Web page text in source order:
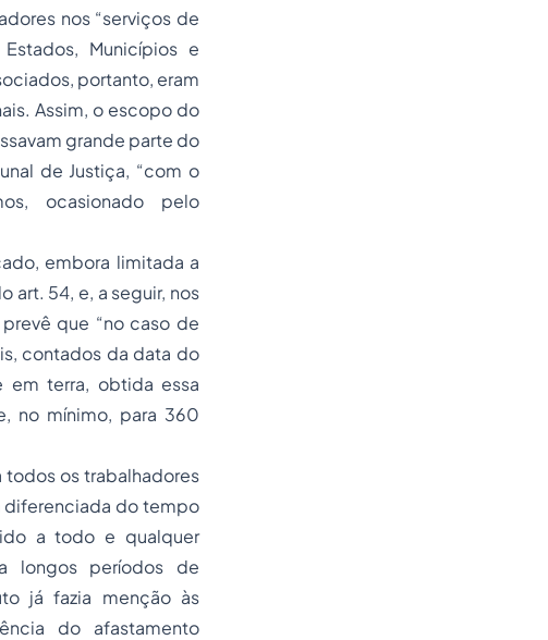
nos “serviços de
Municípios e
portanto, eram
Assim, o escopo do
grande parte do
de Justiça, “com o
ocasionado pelo
embora limitada a
art. 54, e, a seguir, nos
que “no caso de
contados da data do
em terra, obtida essa
no mínimo, para 360
todos os trabalhadores
diferenciada do tempo
a todo e qualquer
longos períodos de
já fazia menção às
do afastamento